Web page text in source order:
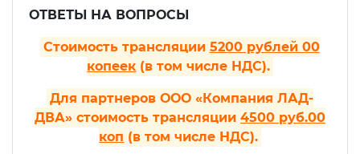
ОТВЕТЫ НА ВОПРОСЫ
Стоимость трансляции 5200 рублей 00
копеек (в том числе НДС).
Для партнеров ООО «Компания ЛАД-
ДВА» стоимость трансляции 4500 руб.00
коп (в том числе НДС).